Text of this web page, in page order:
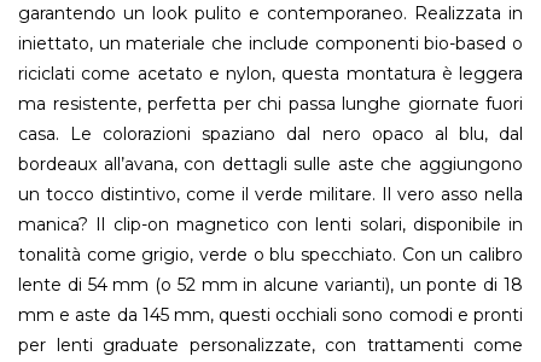
garantendo un look pulito e contemporaneo. Realizzata in
iniettato, un materiale che include componenti bio-based o
riciclati come acetato e nylon, questa montatura è leggera
ma resistente, perfetta per chi passa lunghe giornate fuori
casa. Le colorazioni spaziano dal nero opaco al blu, dal
bordeaux all’avana, con dettagli sulle aste che aggiungono
un tocco distintivo, come il verde militare. Il vero asso nella
manica? Il clip-on magnetico con lenti solari, disponibile in
tonalità come grigio, verde o blu specchiato. Con un calibro
lente di 54 mm (o 52 mm in alcune varianti), un ponte di 18
mm e aste da 145 mm, questi occhiali sono comodi e pronti
per lenti graduate personalizzate, con trattamenti come